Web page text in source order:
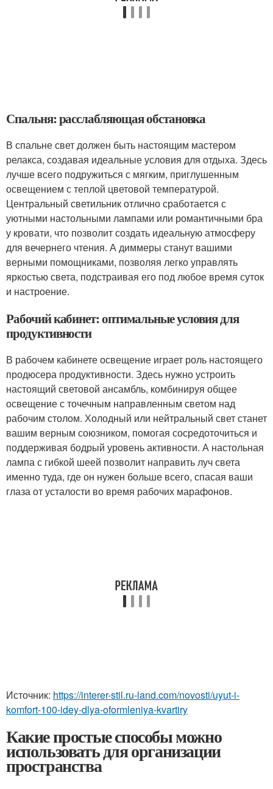
Спальня: расслабляющая обстановка
В спальне свет должен быть настоящим мастером
релакса, создавая идеальные условия для отдыха. Здесь
лучше всего подружиться с мягким, приглушенным
освещением с теплой цветовой температурой.
Центральный светильник отлично сработается с
уютными настольными лампами или романтичными бра
у кровати, что позволит создать идеальную атмосферу
для вечернего чтения. А диммеры станут вашими
верными помощниками, позволяя легко управлять
яркостью света, подстраивая его под любое время суток
и настроение.
Рабочий кабинет: оптимальные условия для
продуктивности
В рабочем кабинете освещение играет роль настоящего
продюсера продуктивности. Здесь нужно устроить
настоящий световой ансамбль, комбинируя общее
освещение с точечным направленным светом над
рабочим столом. Холодный или нейтральный свет станет
вашим верным союзником, помогая сосредоточиться и
поддерживая бодрый уровень активности. А настольная
лампа с гибкой шеей позволит направить луч света
именно туда, где он нужен больше всего, спасая ваши
глаза от усталости во время рабочих марафонов.
Источник: https://interer-stil.ru-land.com/novosti/uyut-i-
komfort-100-idey-dlya-oformleniya-kvartiry
Какие простые способы можно
использовать для организации
пространства